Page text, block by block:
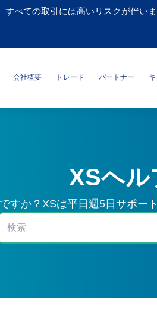
すべての取引には高いリスクが伴い
会社概要 トレード パートナー
XSヘル
すか？XSは平日週5日サポー